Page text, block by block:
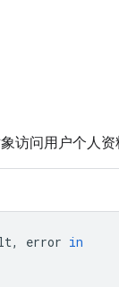
访问用户个人资
, error in